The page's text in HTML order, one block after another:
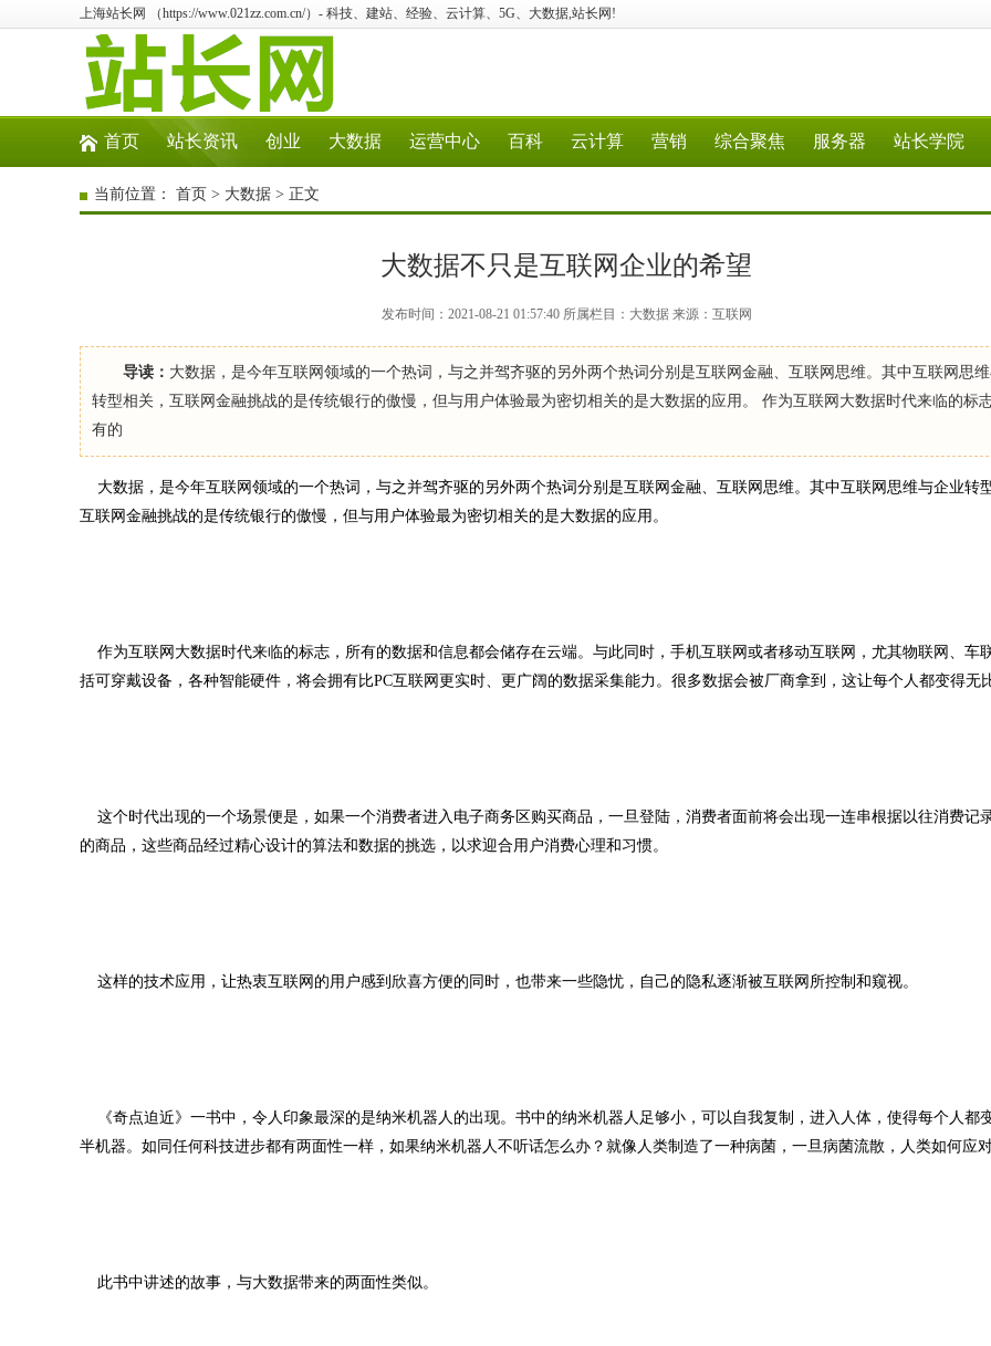
上海站长网 （https://www.021zz.com.cn/）- 科技、建站、经验、云计算、5G、大数据,站长网!
首页 站长资讯 创业 大数据 运营中心 百科 云计算 营销 综合聚焦 服务器 站长学院
当前位置： 首页 > 大数据 > 正文
大数据不只是互联网企业的希望
发布时间：2021-08-21 01:57:40 所属栏目：大数据 来源：互联网
导读： 大数据，是今年互联网领域的一个热词，与之并驾齐驱的另外两个热词分别是互联网金融、互联网思维。其中互联网思
转型相关，互联网金融挑战的是传统银行的傲慢，但与用户体验最为密切相关的是大数据的应用。 作为互联网大数据时代来临的标
有的
大数据，是今年互联网领域的一个热词，与之并驾齐驱的另外两个热词分别是互联网金融、互联网思维。其中互联网思维与企业转
互联网金融挑战的是传统银行的傲慢，但与用户体验最为密切相关的是大数据的应用。
作为互联网大数据时代来临的标志，所有的数据和信息都会储存在云端。与此同时，手机互联网或者移动互联网，尤其物联网、车
括可穿戴设备，各种智能硬件，将会拥有比PC互联网更实时、更广阔的数据采集能力。很多数据会被厂商拿到，这让每个人都变得无
这个时代出现的一个场景便是，如果一个消费者进入电子商务区购买商品，一旦登陆，消费者面前将会出现一连串根据以往消费记
的商品，这些商品经过精心设计的算法和数据的挑选，以求迎合用户消费心理和习惯。
这样的技术应用，让热衷互联网的用户感到欣喜方便的同时，也带来一些隐忧，自己的隐私逐渐被互联网所控制和窥视。
《奇点迫近》一书中，令人印象最深的是纳米机器人的出现。书中的纳米机器人足够小，可以自我复制，进入人体，使得每个人都
半机器。如同任何科技进步都有两面性一样，如果纳米机器人不听话怎么办？就像人类制造了一种病菌，一旦病菌流散，人类如何应
此书中讲述的故事，与大数据带来的两面性类似。